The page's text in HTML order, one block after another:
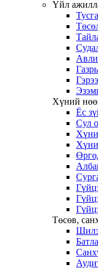
Үйл
Хүний
Ёс
Сул
Төсөв,